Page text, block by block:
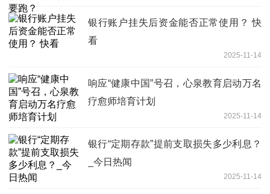
银行账户挂失后资金能否正常使用？ 快
看
2025-11-14
响应“健康中国”号召，心泉教育启动万名
疗愈师培育计划
2025-11-14
银行“定期存款”提前支取损失多少利息？
_今日热闻
2025-11-14